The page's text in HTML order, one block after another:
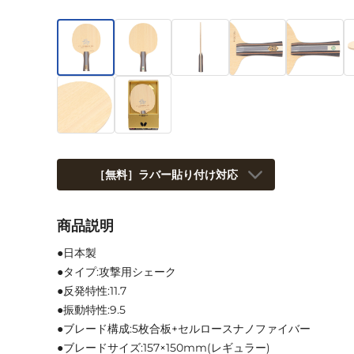
［無料］ラバー貼り付け対応
商品説明
●日本製
●タイプ:攻撃用シェーク
●反発特性:11.7
●振動特性:9.5
●ブレード構成:5枚合板+セルロースナノファイバー
●ブレードサイズ:157×150mm(レギュラー)